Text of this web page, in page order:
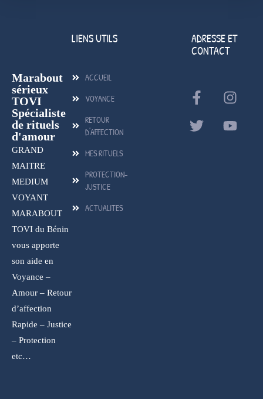
Marabout
sérieux
TOVI
Spécialiste
de rituels
d'amour
GRAND
MAITRE
MEDIUM
VOYANT
MARABOUT
TOVI du Bénin
vous apporte
son aide en
Voyance –
Amour – Retour
d’affection
Rapide – Justice
– Protection
etc…
LIENS UTILS
ACCUEIL
VOYANCE
RETOUR
D'AFFECTION
MES RITUELS
PROTECTION-
JUSTICE
ACTUALITES
ADRESSE ET
CONTACT